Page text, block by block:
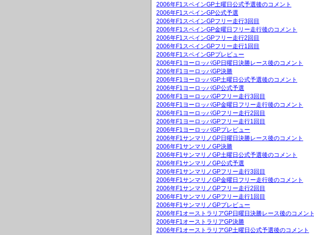
2006年F1スペインGP土曜日公式予選後のコメント
2006年F1スペインGP公式予選
2006年F1スペインGPフリー走行3回目
2006年F1スペインGP金曜日フリー走行後のコメント
2006年F1スペインGPフリー走行2回目
2006年F1スペインGPフリー走行1回目
2006年F1スペインGPプレビュー
2006年F1ヨーロッパGP日曜日決勝レース後のコメント
2006年F1ヨーロッパGP決勝
2006年F1ヨーロッパGP土曜日公式予選後のコメント
2006年F1ヨーロッパGP公式予選
2006年F1ヨーロッパGPフリー走行3回目
2006年F1ヨーロッパGP金曜日フリー走行後のコメント
2006年F1ヨーロッパGPフリー走行2回目
2006年F1ヨーロッパGPフリー走行1回目
2006年F1ヨーロッパGPプレビュー
2006年F1サンマリノGP日曜日決勝レース後のコメント
2006年F1サンマリノGP決勝
2006年F1サンマリノGP土曜日公式予選後のコメント
2006年F1サンマリノGP公式予選
2006年F1サンマリノGPフリー走行3回目
2006年F1サンマリノGP金曜日フリー走行後のコメント
2006年F1サンマリノGPフリー走行2回目
2006年F1サンマリノGPフリー走行1回目
2006年F1サンマリノGPプレビュー
2006年F1オーストラリアGP日曜日決勝レース後のコメント
2006年F1オーストラリアGP決勝
2006年F1オーストラリアGP土曜日公式予選後のコメント